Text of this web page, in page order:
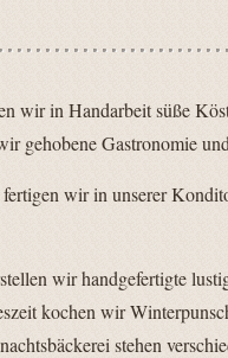
wir in Handarbeit süße
gehobene Gastronomie
fertigen wir in unserer
wir handgefertigte
kochen wir
stehen